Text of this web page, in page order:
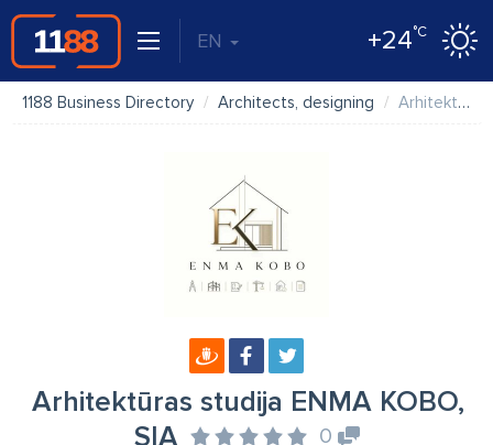
EN +24°C
1188 Business Directory Architects, designing Arhitektūras studija ENMA KOBO, SIA
Arhitektūras studija ENMA KOBO,
SIA
0